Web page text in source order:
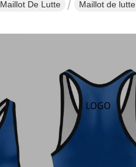
Maillot De Lutte Maillot de